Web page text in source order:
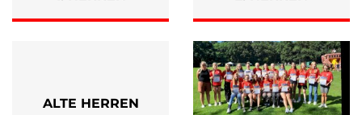
ALTE HERREN